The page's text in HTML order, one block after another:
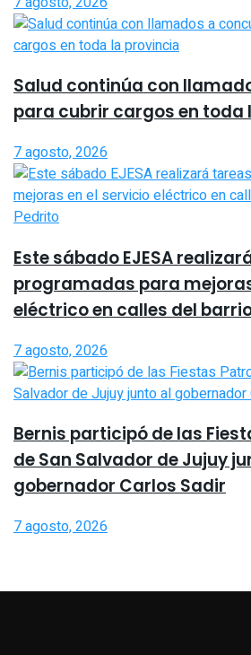
Salud continúa con
para cubrir cargos en toda
7 agosto, 2026
Este sábado EJESA
programadas para
eléctrico en calles del
7 agosto, 2026
Bernis participó de las
de San Salvador de Jujuy
gobernador Carlos Sadir
7 agosto, 2026